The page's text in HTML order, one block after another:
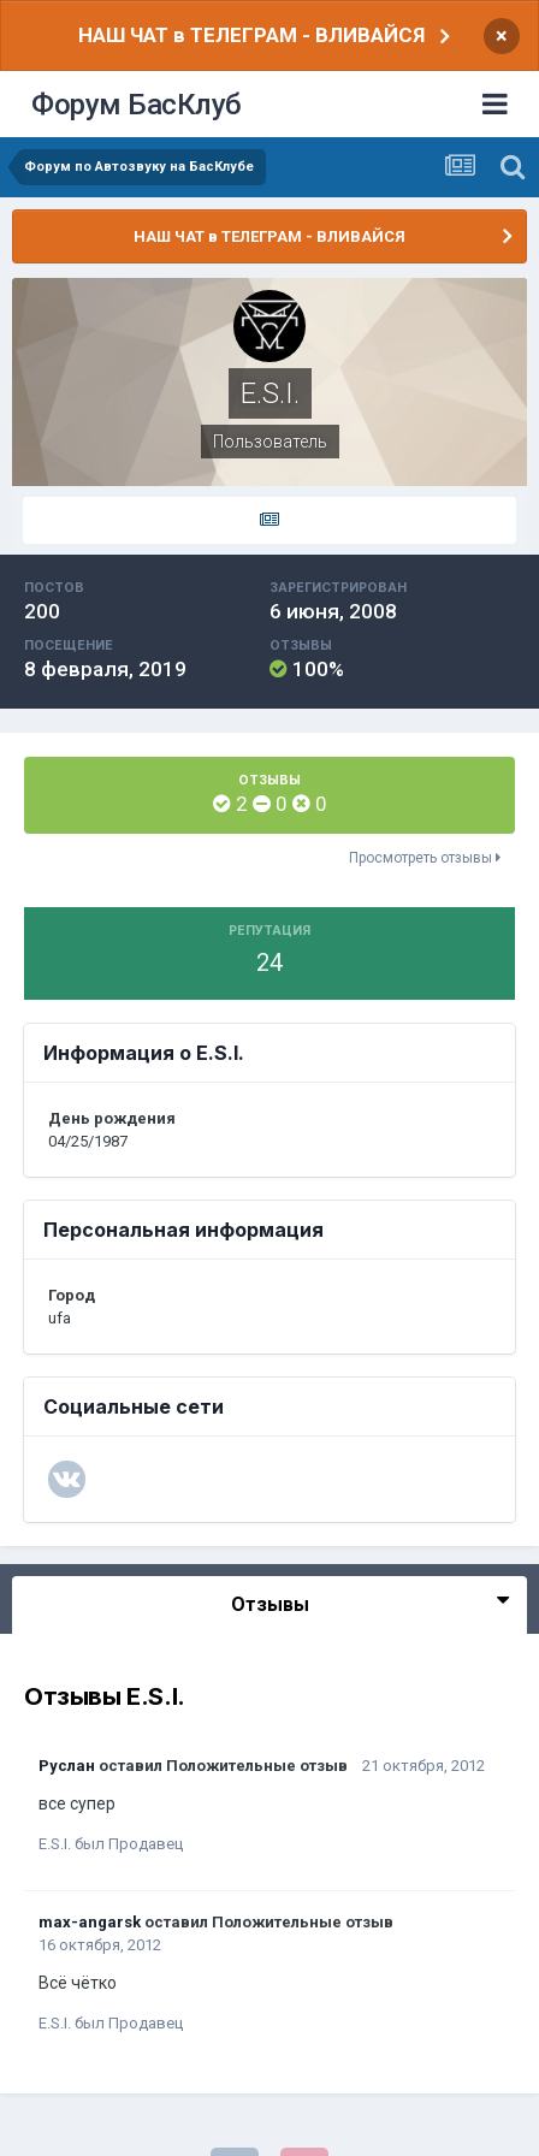
НАШ ЧАТ в ТЕЛЕГРАМ - ВЛИВАЙСЯ ×
Форум БасКлуб
Форум по Автозвуку на БасКлубе
НАШ ЧАТ в ТЕЛЕГРАМ - ВЛИВАЙСЯ
E.S.I.
Пользователь
ПОСТОВ
200
ЗАРЕГИСТРИРОВАН
6 июня, 2008
ПОСЕЩЕНИЕ
8 февраля, 2019
ОТЗЫВЫ
100%
ОТЗЫВЫ
2 0 0
Просмотреть отзывы
РЕПУТАЦИЯ
24
Информация о E.S.I.
День рождения
04/25/1987
Персональная информация
Город
ufa
Социальные сети
Отзывы
Отзывы E.S.I.
Руслан оставил Положительные отзыв 21 октября, 2012
все супер
E.S.I. был Продавец
max-angarsk оставил Положительные отзыв
16 октября, 2012
Всё чётко
E.S.I. был Продавец